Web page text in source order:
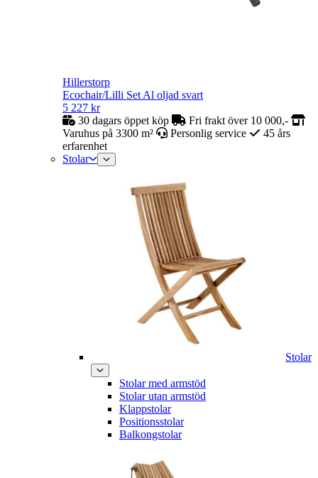
Hillerstorp
Ecochair/Lilli Set Al oljad svart
5 227 kr
30 dagars öppet köp
Fri frakt över 10 000,-
Varuhus på 3300 m²
Personlig service
45 års
erfarenhet
Stolar
Stolar
Stolar med armstöd
Stolar utan armstöd
Klappstolar
Positionsstolar
Balkongstolar